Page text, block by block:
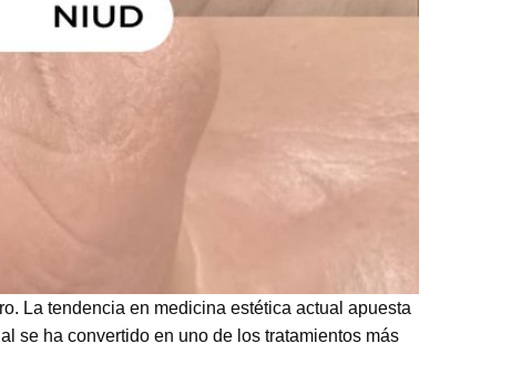
La tendencia en medicina estética actual apuesta
se ha convertido en uno de los tratamientos más